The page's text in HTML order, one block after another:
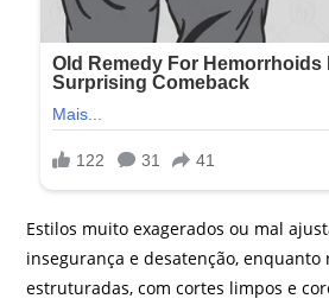
Estilos muito exagerados ou mal
insegurança e desatenção, enquanto
estruturadas, com cortes limpos e